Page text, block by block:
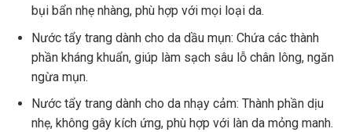
bụi bẩn nhẹ nhàng, phù hợp với mọi loại da.
Nước tẩy trang dành cho da dầu mụn: Chứa các thành
phần kháng khuẩn, giúp làm sạch sâu lỗ chân lông, ngăn
ngừa mụn.
Nước tẩy trang dành cho da nhạy cảm: Thành phần dịu
nhẹ, không gây kích ứng, phù hợp với làn da mỏng manh.